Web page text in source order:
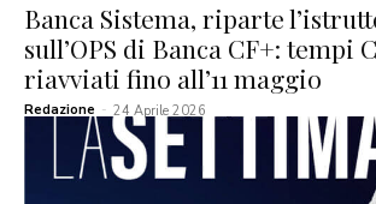
Banca Sistema, riparte
sull’OPS di Banca CF+: tempi
riavviati fino all’11 maggio
Redazione - 24 Aprile 2026